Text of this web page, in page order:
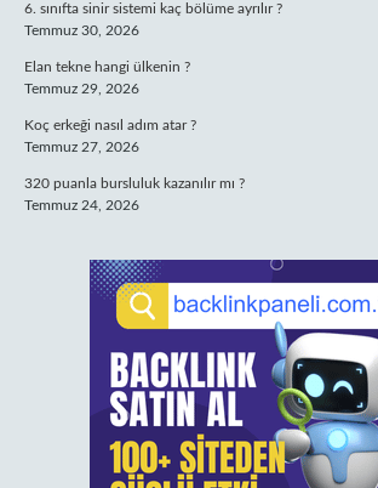
6. sınıfta sinir sistemi kaç bölüme ayrılır ?
Temmuz 30, 2026
Elan tekne hangi ülkenin ?
Temmuz 29, 2026
Koç erkeği nasıl adım atar ?
Temmuz 27, 2026
320 puanla bursluluk kazanılır mı ?
Temmuz 24, 2026